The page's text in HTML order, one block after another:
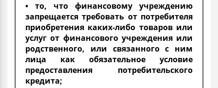
• то, что финансовому учреждению
запрещается требовать от потребителя
приобретения каких-либо товаров или
услуг от финансового учреждения или
родственного, или связанного с ним
лица как обязательное условие
предоставления потребительского
кредита;